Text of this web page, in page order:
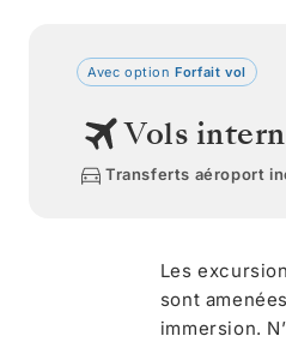
Avec option Forfait vol
Vols
Transferts aéroport
Les
sont
immersion.